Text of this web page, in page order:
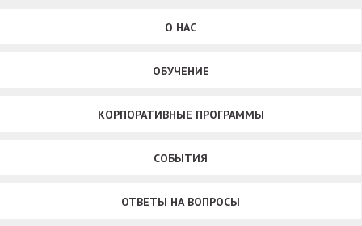
О НАС
ОБУЧЕНИЕ
КОРПОРАТИВНЫЕ ПРОГРАММЫ
СОБЫТИЯ
ОТВЕТЫ НА ВОПРОСЫ